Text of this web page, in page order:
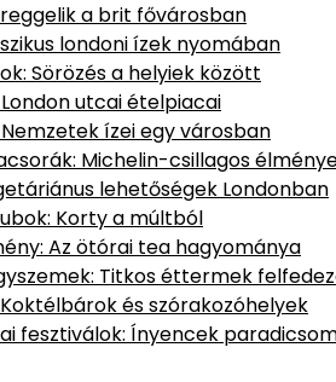
a brit fővárosban
londoni ízek nyomában
Sörözés a helyiek között
utcai ételpiacai
ízei egy városban
Michelin-csillagos
lehetőségek Londonban
Korty a múltból
Az ötórai tea hagyománya
Titkos éttermek
és szórakozóhelyek
fesztiválok: Ínyencek